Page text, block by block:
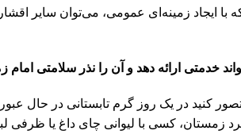
با ایجاد زمینه‌ای عمومی، می‌توان سایر
خدمتی ارائه دهد و آن را نذر سلامتی امام
کنید در یک روز گرم تابستانی در حال
زمستان، کسی با لیوانی چای داغ یا